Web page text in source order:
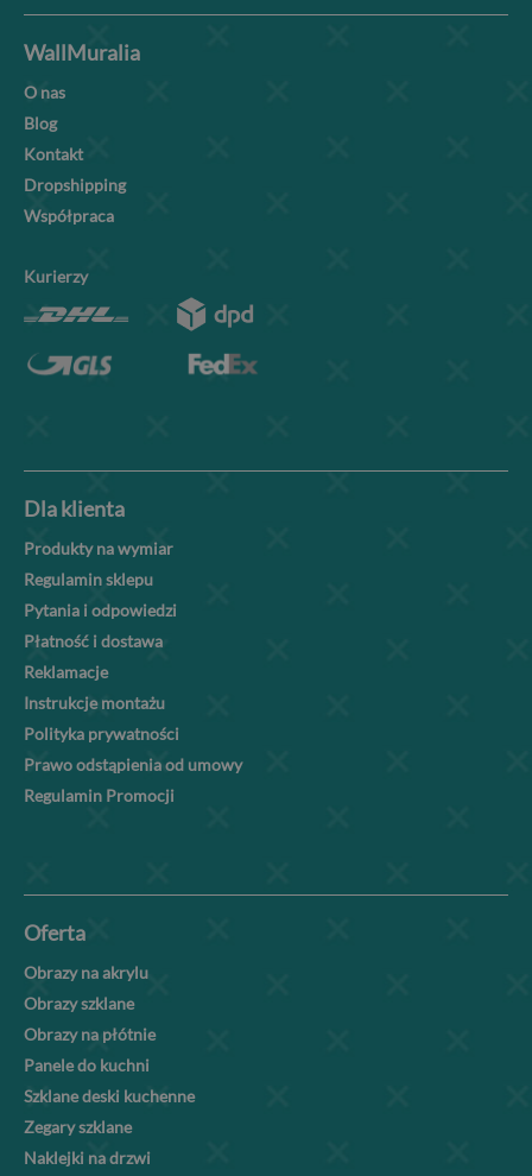
WallMuralia
O nas
Blog
Kontakt
Dropshipping
Współpraca
Kurierzy
Dla klienta
Produkty na wymiar
Regulamin sklepu
Pytania i odpowiedzi
Płatność i dostawa
Reklamacje
Instrukcje montażu
Polityka prywatności
Prawo odstąpienia od umowy
Regulamin Promocji
Oferta
Obrazy na akrylu
Obrazy szklane
Obrazy na płótnie
Panele do kuchni
Szklane deski kuchenne
Zegary szklane
Naklejki na drzwi